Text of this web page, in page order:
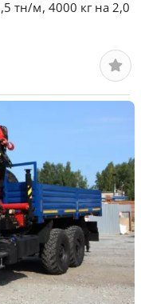
тн/м, 4000 кг на 2,0